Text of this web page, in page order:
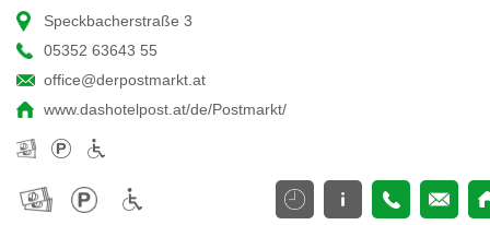
Speckbacherstraße 3
05352 63643 55
office@derpostmarkt.at
www.dashotelpost.at/de/Postmarkt/